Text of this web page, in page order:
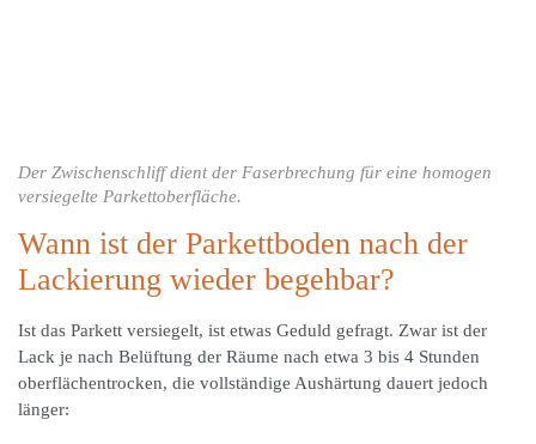
Der Zwischenschliff dient der Faserbrechung für eine homogen
versiegelte Parkettoberfläche.
Wann ist der Parkettboden nach der
Lackierung wieder begehbar?
Ist das Parkett versiegelt, ist etwas Geduld gefragt. Zwar ist der
Lack je nach Belüftung der Räume nach etwa 3 bis 4 Stunden
oberflächentrocken, die vollständige Aushärtung dauert jedoch
länger: